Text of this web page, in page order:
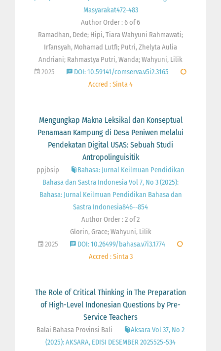
Masyarakat472-483
Author Order : 6 of 6
Ramadhan, Dede; Hipi, Tiara Wahyuni Rahmawati;
Irfansyah, Mohamad Lutfi; Putri, Zhelyta Aulia
Andriani; Rahmastya Putri, Wanda; Wahyuni, Lilik
2025
DOI: 10.59141/comserva.v5i2.3165
Accred : Sinta 4
Mengungkap Makna Leksikal dan Konseptual
Penamaan Kampung di Desa Peniwen melalui
Pendekatan Digital USAS: Sebuah Studi
Antropolinguisitik
ppjbsip
Bahasa: Jurnal Keilmuan Pendidikan
Bahasa dan Sastra Indonesia Vol 7, No 3 (2025):
Bahasa: Jurnal Keilmuan Pendidikan Bahasa dan
Sastra Indonesia846--854
Author Order : 2 of 2
Glorin, Grace; Wahyuni, Lilik
2025
DOI: 10.26499/bahasa.v7i3.1774
Accred : Sinta 3
The Role of Critical Thinking in The Preparation
of High-Level Indonesian Questions by Pre-
Service Teachers
Balai Bahasa Provinsi Bali
Aksara Vol 37, No 2
(2025): AKSARA, EDISI DESEMBER 2025525-534